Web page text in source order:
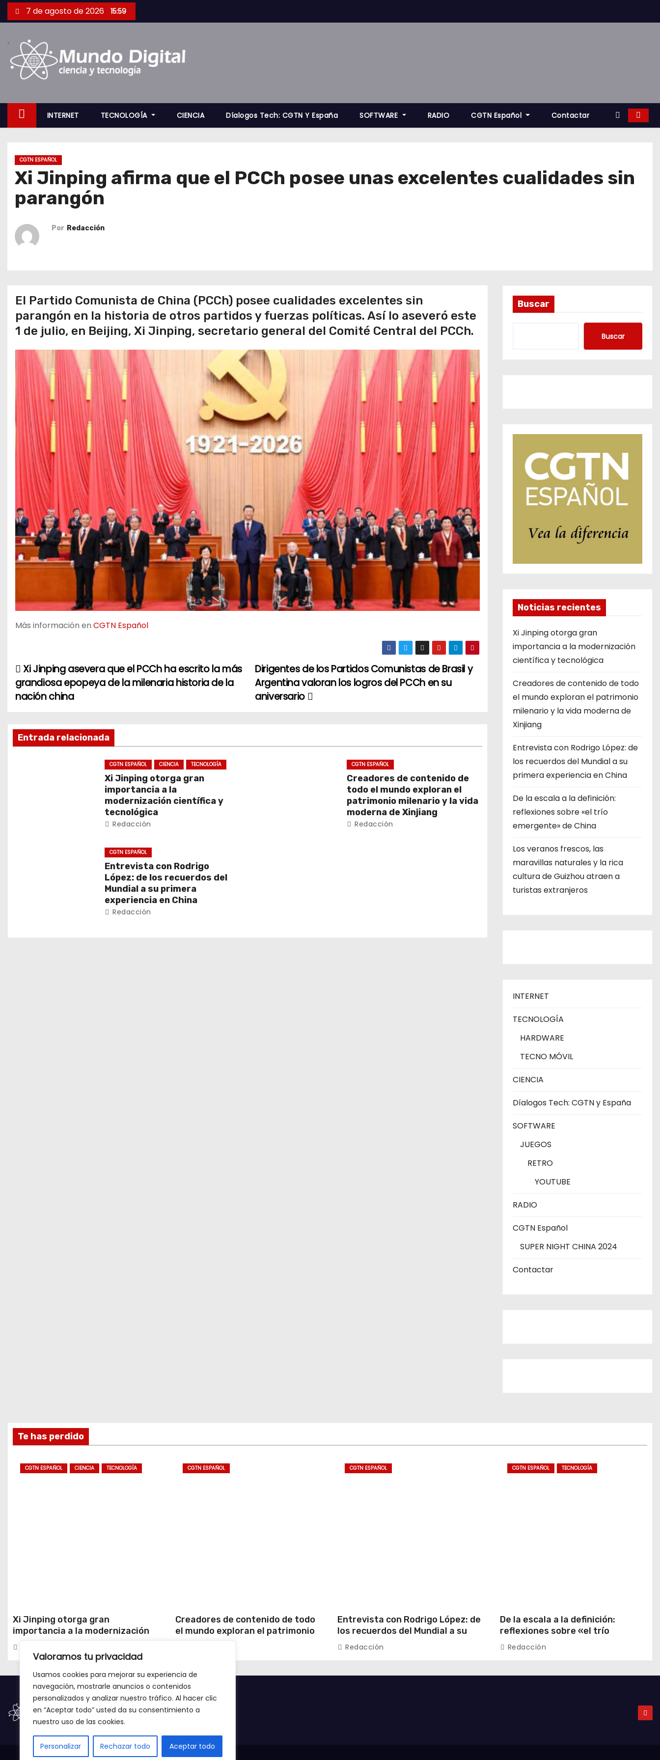
Valoramos tu privacidad
Usamos cookies para mejorar su experiencia de
navegación, mostrarle anuncios o contenidos
personalizados y analizar nuestro tráfico. Al hacer clic
en “Aceptar todo” usted da su consentimiento a
nuestro uso de las cookies.
Personalizar Rechazar todo Aceptar todo
a
l
o
7 de agosto de 2026 15:59
INTERNET TECNOLOGÍA CIENCIA Díalogos Tech: CGTN Y España SOFTWARE RADIO CGTN Español Contactar
CGTN ESPAÑOL
Xi Jinping afirma que el PCCh posee unas excelentes cualidades sin
parangón
Por Redacción
El Partido Comunista de China (PCCh) posee cualidades excelentes sin
parangón en la historia de otros partidos y fuerzas políticas. Así lo aseveró este
1 de julio, en Beijing, Xi Jinping, secretario general del Comité Central del PCCh.
Más información en CGTN Español
N
a
e
Dirigentes de los Partidos Comunistas de Brasil y
Argentina valoran los logros del PCCh en su
aniversario
Xi Jinping asevera que el PCCh ha escrito la más
grandiosa epopeya de la milenaria historia de la
nación china
Entrada relacionada
CGTN ESPAÑOL CIENCIA TECNOLOGÍA
Xi Jinping otorga gran
importancia a la
modernización científica y
tecnológica
Redacción
CGTN ESPAÑOL
Creadores de contenido de
todo el mundo exploran el
patrimonio milenario y la vida
moderna de Xinjiang
Redacción
CGTN ESPAÑOL
Entrevista con Rodrigo
López: de los recuerdos del
Mundial a su primera
experiencia en China
Redacción
Buscar
Buscar
Noticias recientes
Xi Jinping otorga gran
importancia a la modernización
científica y tecnológica
Creadores de contenido de todo
el mundo exploran el patrimonio
milenario y la vida moderna de
Xinjiang
Entrevista con Rodrigo López: de
los recuerdos del Mundial a su
primera experiencia en China
De la escala a la definición:
reflexiones sobre «el trío
emergente» de China
Los veranos frescos, las
maravillas naturales y la rica
cultura de Guizhou atraen a
turistas extranjeros
INTERNET
TECNOLOGÍA
HARDWARE
TECNO MÓVIL
CIENCIA
Díalogos Tech: CGTN y España
SOFTWARE
JUEGOS
RETRO
YOUTUBE
RADIO
CGTN Español
SUPER NIGHT CHINA 2024
Contactar
Te has perdido
CGTN ESPAÑOL CIENCIA TECNOLOGÍA
Xi Jinping otorga gran
importancia a la modernización
científica y tecnológica
CGTN ESPAÑOL
Creadores de contenido de todo
el mundo exploran el patrimonio
CGTN ESPAÑOL
Entrevista con Rodrigo López: de
los recuerdos del Mundial a su
primera experiencia en China
Redacción
CGTN ESPAÑOL TECNOLOGÍA
De la escala a la definición:
reflexiones sobre «el trío
emergente» de China
Redacción